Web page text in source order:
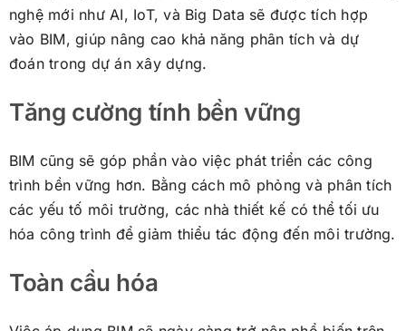
nghệ mới như AI, IoT, và Big Data sẽ được tích hợp
vào BIM, giúp nâng cao khả năng phân tích và dự
đoán trong dự án xây dựng.
Tăng cường tính bền vững
BIM cũng sẽ góp phần vào việc phát triển các công
trình bền vững hơn. Bằng cách mô phỏng và phân tích
các yếu tố môi trường, các nhà thiết kế có thể tối ưu
hóa công trình để giảm thiểu tác động đến môi trường.
Toàn cầu hóa